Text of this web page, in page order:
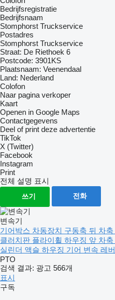
Bedrijfsregistratie
Bedrijfsnaam
Stomphorst Truckservice
Postadres
Stomphorst Truckservice
Straat: De Riethoek 6
Postcode: 3901KS
Plaatsnaam: Veenendaal
Land: Nederland
Colofon
Naar pagina verkoper
Kaart
Openen in Google Maps
Contactgegevens
Deel of print deze advertentie
TikTok
X (Twitter)
Facebook
Instagram
Print
전체 설명 표시
쓰기 전화
변속기
기어박스 차동장치 구동축 뒤 차축
클러치판 플라이휠 하우징 앞 차축
실린더 액슬 하우징 기어 변속 레버
PTO
검색 결과: 광고 566개
표시
구독